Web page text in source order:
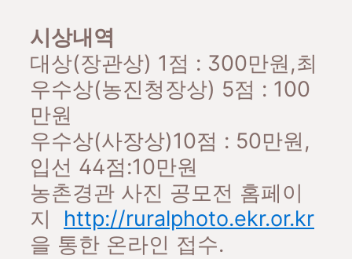
시상내역
대상(장관상) 1점 : 300만원,최
우수상(농진청장상) 5점 : 100
만원
우수상(사장상)10점 : 50만원,
입선 44점:10만원
농촌경관 사진 공모전 홈페이
지 http://ruralphoto.ekr.or.kr
을 통한 온라인 접수.